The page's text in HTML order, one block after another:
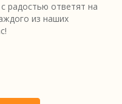
радостью ответят на
из наших